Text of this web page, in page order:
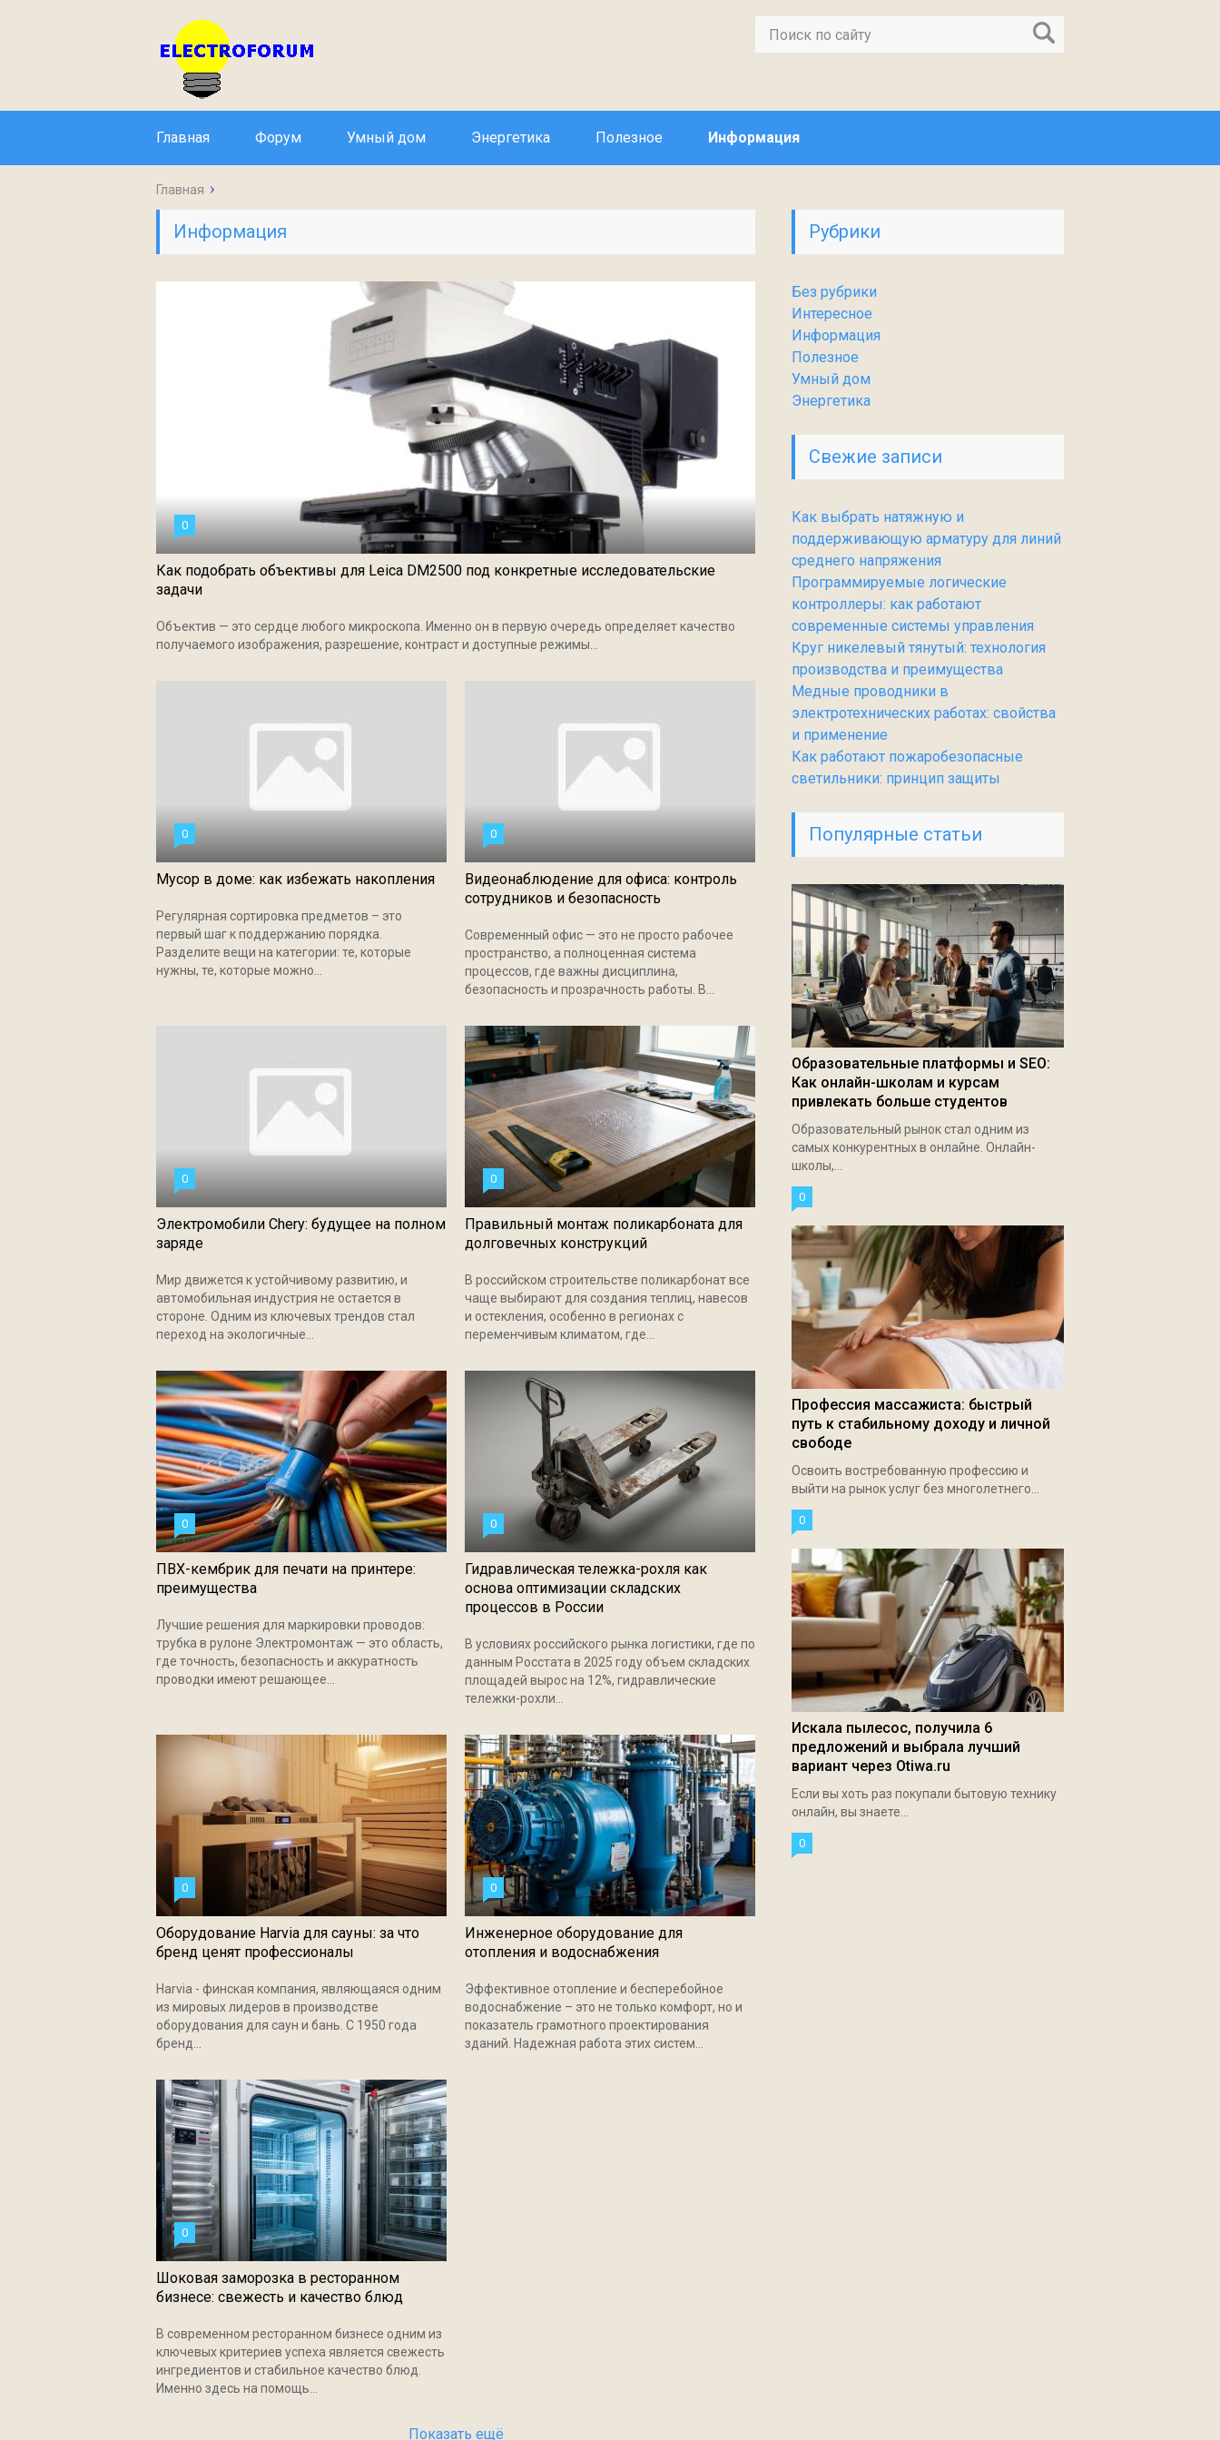
Главная Форум Умный дом Энергетика Полезное Информация
Главная
Информация
0
Как подобрать объективы для Leica DM2500 под конкретные исследовательские
задачи
Объектив — это сердце любого микроскопа. Именно он в первую очередь определяет качество
получаемого изображения, разрешение, контраст и доступные режимы...
0
Мусор в доме: как избежать накопления
Регулярная сортировка предметов – это
первый шаг к поддержанию порядка.
Разделите вещи на категории: те, которые
нужны, те, которые можно...
0
Видеонаблюдение для офиса: контроль
сотрудников и безопасность
Современный офис — это не просто рабочее
пространство, а полноценная система
процессов, где важны дисциплина,
безопасность и прозрачность работы. В...
0
Электромобили Chery: будущее на полном
заряде
Мир движется к устойчивому развитию, и
автомобильная индустрия не остается в
стороне. Одним из ключевых трендов стал
переход на экологичные...
0
Правильный монтаж поликарбоната для
долговечных конструкций
В российском строительстве поликарбонат все
чаще выбирают для создания теплиц, навесов
и остекления, особенно в регионах с
переменчивым климатом, где...
0
ПВХ-кембрик для печати на принтере:
преимущества
Лучшие решения для маркировки проводов:
трубка в рулоне Электромонтаж — это область,
где точность, безопасность и аккуратность
проводки имеют решающее...
0
Гидравлическая тележка-рохля как
основа оптимизации складских
процессов в России
В условиях российского рынка логистики, где по
данным Росстата в 2025 году объем складских
площадей вырос на 12%, гидравлические
тележки-рохли...
0
Оборудование Harvia для сауны: за что
бренд ценят профессионалы
Harvia - финская компания, являющаяся одним
из мировых лидеров в производстве
оборудования для саун и бань. С 1950 года
бренд...
0
Инженерное оборудование для
отопления и водоснабжения
Эффективное отопление и бесперебойное
водоснабжение – это не только комфорт, но и
показатель грамотного проектирования
зданий. Надежная работа этих систем...
0
Шоковая заморозка в ресторанном
бизнесе: свежесть и качество блюд
В современном ресторанном бизнесе одним из
ключевых критериев успеха является свежесть
ингредиентов и стабильное качество блюд.
Именно здесь на помощь...
Показать ещё
Рубрики
Без рубрики
Интересное
Информация
Полезное
Умный дом
Энергетика
Свежие записи
Как выбрать натяжную и
поддерживающую арматуру для линий
среднего напряжения
Программируемые логические
контроллеры: как работают
современные системы управления
Круг никелевый тянутый: технология
производства и преимущества
Медные проводники в
электротехнических работах: свойства
и применение
Как работают пожаробезопасные
светильники: принцип защиты
Популярные статьи
Образовательные платформы и SEO:
Как онлайн-школам и курсам
привлекать больше студентов
Образовательный рынок стал одним из
самых конкурентных в онлайне. Онлайн-
школы,...
0
Профессия массажиста: быстрый
путь к стабильному доходу и личной
свободе
Освоить востребованную профессию и
выйти на рынок услуг без многолетнего...
0
Искала пылесос, получила 6
предложений и выбрала лучший
вариант через Otiwa.ru
Если вы хоть раз покупали бытовую технику
онлайн, вы знаете...
0